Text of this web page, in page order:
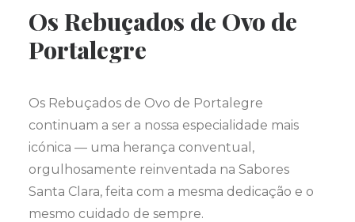
Os Rebuçados de Ovo de
Portalegre
Os Rebuçados de Ovo de Portalegre
continuam a ser a nossa especialidade mais
icónica — uma herança conventual,
orgulhosamente reinventada na Sabores
Santa Clara, feita com a mesma dedicação e o
mesmo cuidado de sempre.